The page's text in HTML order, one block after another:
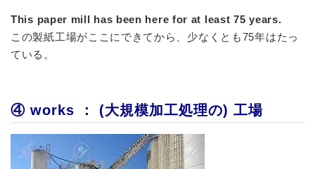
This paper mill has been here for at least 75 years.
この製紙工場がここにできてから、少なくとも75年はたっ
ている。
④ works ： (大規模加工処理の) 工場